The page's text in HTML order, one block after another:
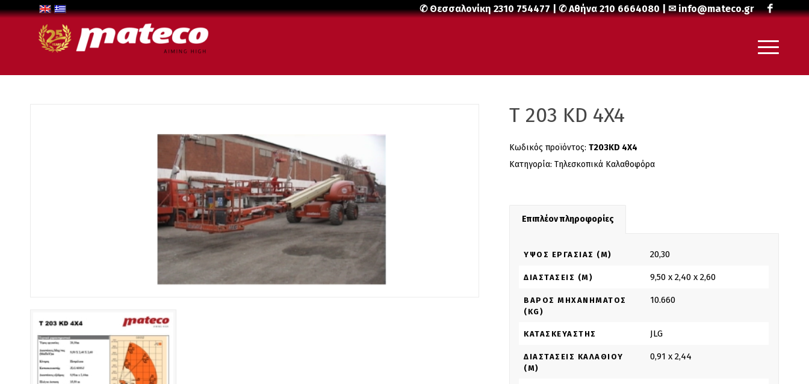
✆ Θεσσαλονίκη2310 754477| ✆ Αθήνα210 6664080| ✉info@mateco.gr
T 203 KD 4X4
Κωδικός προϊόντος:T203KD 4X4
Κατηγορία:Τηλεσκοπικά Καλαθοφόρα
Επιπλέον πληροφορίες
ΎΨΟΣ ΕΡΓΑΣΊΑΣ (M) 20,30
ΔΙΑΣΤΆΣΕΙΣ (M) 9,50 x 2,40 x 2,60
ΒΆΡΟΣ ΜΗΧΑΝΉΜΑΤΟΣ
(KG)
10.660
ΚΑΤΑΣΚΕΥΑΣΤΉΣ JLG
ΔΙΑΣΤΆΣΕΙΣ ΚΑΛΑΘΙΟΎ
(M)
0,91 x 2,44